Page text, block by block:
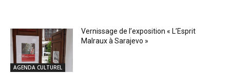
AGENDA CULTUREL
Vernissage de l’exposition « L’Esprit
Malraux à Sarajevo »